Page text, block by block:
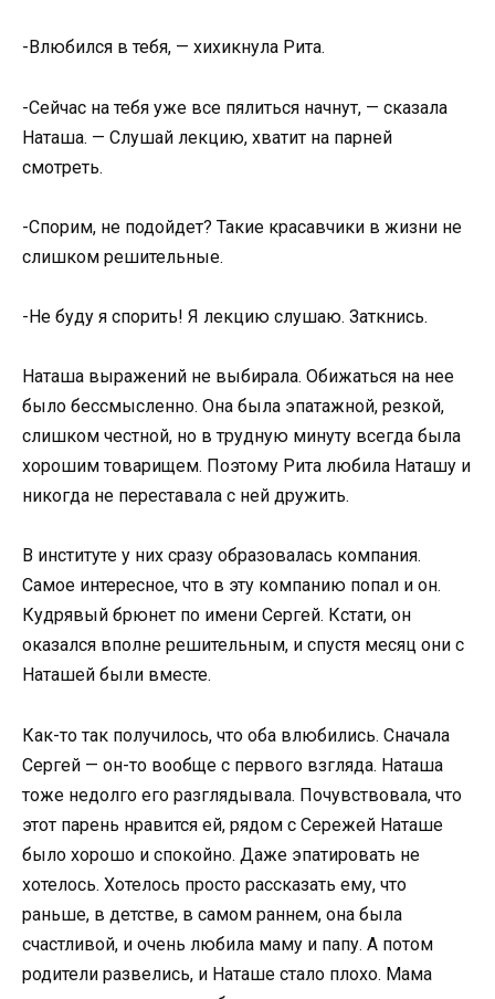
-Влюбился в тебя, — хихикнула Рита.
-Сейчас на тебя уже все пялиться начнут, — сказала
Наташа. — Слушай лекцию, хватит на парней
смотреть.
-Спорим, не подойдет? Такие красавчики в жизни не
слишком решительные.
-Не буду я спорить! Я лекцию слушаю. Заткнись.
Наташа выражений не выбирала. Обижаться на нее
было бессмысленно. Она была эпатажной, резкой,
слишком честной, но в трудную минуту всегда была
хорошим товарищем. Поэтому Рита любила Наташу и
никогда не переставала с ней дружить.
В институте у них сразу образовалась компания.
Самое интересное, что в эту компанию попал и он.
Кудрявый брюнет по имени Сергей. Кстати, он
оказался вполне решительным, и спустя месяц они с
Наташей были вместе.
Как-то так получилось, что оба влюбились. Сначала
Сергей — он-то вообще с первого взгляда. Наташа
тоже недолго его разглядывала. Почувствовала, что
этот парень нравится ей, рядом с Сережей Наташе
было хорошо и спокойно. Даже эпатировать не
хотелось. Хотелось просто рассказать ему, что
раньше, в детстве, в самом раннем, она была
счастливой, и очень любила маму и папу. А потом
родители развелись, и Наташе стало плохо. Мама